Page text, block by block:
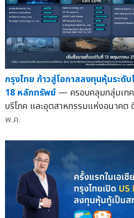
กรุงไทย ก้าวสู่โอกาสลงทุนหุ้นระดั
18 หลักทรัพย์ — ครอบคลุมกลุ่มเทค
บริโภค และอุตสาหกรรมแห่งอนาคต
พ.ค.